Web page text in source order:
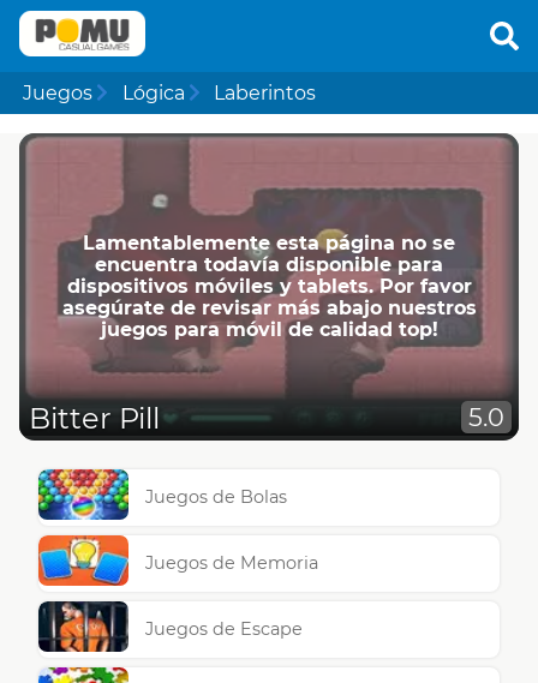
Juegos Lógica Laberintos
Lamentablemente esta página no se
encuentra todavía disponible para
dispositivos móviles y tablets. Por favor
asegúrate de revisar más abajo nuestros
juegos para móvil de calidad top!
Bitter Pill 5.0
Juegos de Bolas
Juegos de Memoria
Juegos de Escape